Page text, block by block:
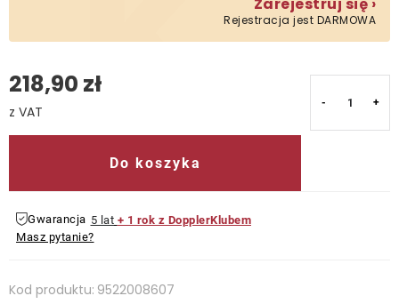
Rejestracja jest DARMOWA
218,90 zł
Do koszyka
Gwarancja 5 lat + 1 rok z DopplerKlubem
Masz pytanie?
Kod produktu: 9522008607